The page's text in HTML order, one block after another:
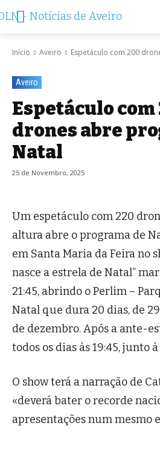
Início Aveiro Espetáculo com 200
Aveiro
Espetáculo com
drones abre
Natal
25 de Novembro, 2025
Um espetáculo com 220
altura abre o programa de
em Santa Maria da Feira no
nasce a estrela de Natal”
21:45, abrindo o Perlim –
Natal que dura 20 dias, de
de dezembro. Após a ante-
todos os dias às 19:45, junto
O show terá a narração de
«deverá bater o recorde
apresentações num mesmo